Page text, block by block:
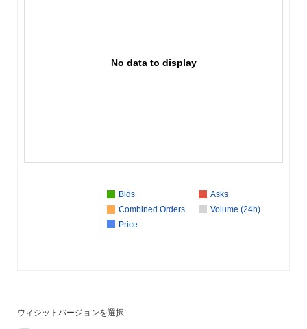
No data to display
Bids
Asks
Combined Orders
Volume (24h)
Price
ウィジットバージョンを選択: